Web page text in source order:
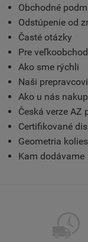
Obchodné
Odstúpenie od
Časté otázky
Pre
Ako sme rýchli
Naši
Ako u nás
Česká verze AZ
Certifikované
Geometria kolies
Kam dodávame